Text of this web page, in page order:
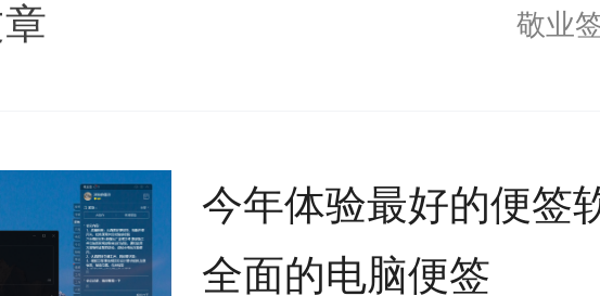
敬业
今年体验最好的便签
全面的电脑便签